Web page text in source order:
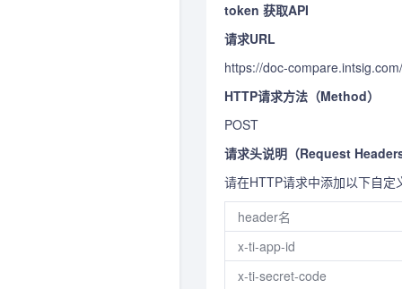
token 获取API
请求URL
https://doc-
HTTP请求方法（Method）
POST
请求头说明（Request
请在HTTP请求中添加以下自定
header名
x-ti-app-id
x-ti-secret-code